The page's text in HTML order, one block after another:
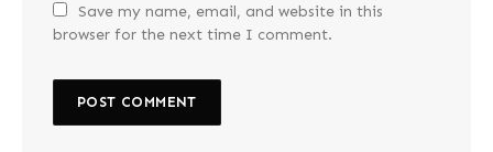
Save my name, email, and website in this
browser for the next time I comment.